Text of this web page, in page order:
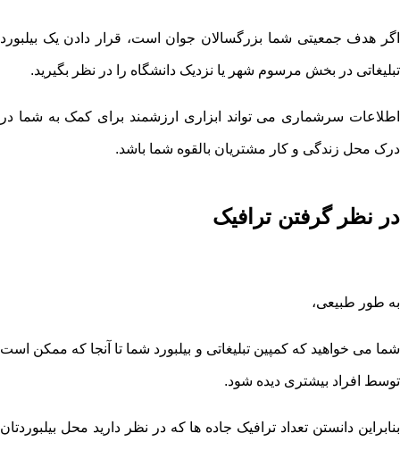
اگر هدف جمعیتی شما بزرگسالان جوان است، قرار دادن یک بیلبورد
تبلیغاتی در بخش مرسوم شهر یا نزدیک دانشگاه را در نظر بگیرید.
اطلاعات سرشماری می تواند ابزاری ارزشمند برای کمک به شما در
درک محل زندگی و کار مشتریان بالقوه شما باشد.
در نظر گرفتن ترافیک
به طور طبیعی،
شما می خواهید که کمپین تبلیغاتی و بیلبورد شما تا آنجا که ممکن است
توسط افراد بیشتری دیده شود.
بنابراین دانستن تعداد ترافیک جاده ها که در نظر دارید محل بیلبوردتان